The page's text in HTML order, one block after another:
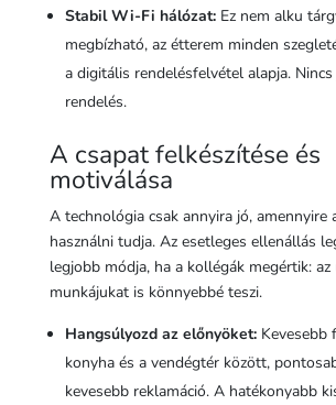
Stabil Wi-Fi hálózat:Ez nem alku
megbízható, az étterem minden
a digitális rendelésfelvétel alapja. Nincs
rendelés.
A csapat felkészítése és
motiválása
A technológia csak annyira jó, amennyire
használni tudja. Az esetleges ellenállás
legjobb módja, ha a kollégák megértik: az
munkájukat is könnyebbé teszi.
Hangsúlyozd az előnyöket:Kevesebb
konyha és a vendégtér között,
kevesebb reklamáció. A hatékonyabb